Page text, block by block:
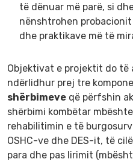
të dënuar më parë, si
nënshtrohen
dhe praktikave më të
Objektivat e projektit do të
ndërlidhur prej tre
shërbimeve që përfshin
shërbimi kombëtar
rehabilitimin e të
OSHC-ve dhe DES-it, të
para dhe pas lirimit